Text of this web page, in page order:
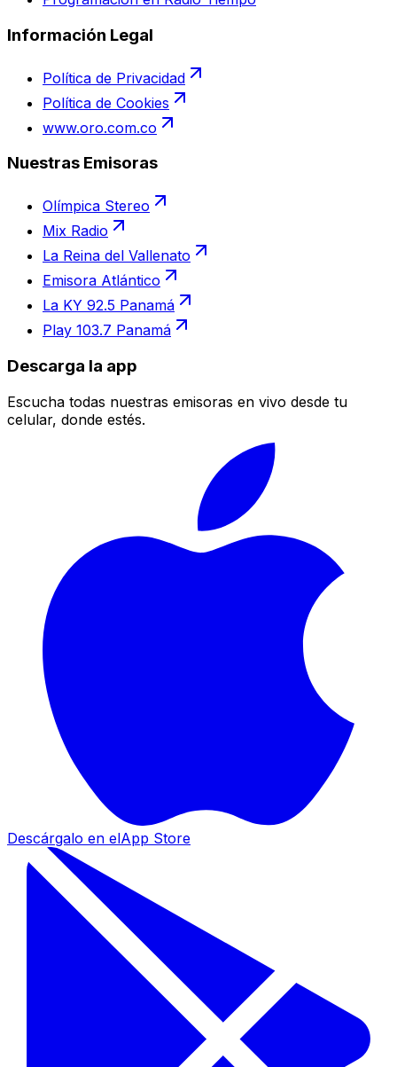
Información Legal
Política de Privacidad
Política de Cookies
www.oro.com.co
Nuestras Emisoras
Olímpica Stereo
Mix Radio
La Reina del Vallenato
Emisora Atlántico
La KY 92.5 Panamá
Play 103.7 Panamá
Descarga la app
Escucha todas nuestras emisoras en vivo desde tu
celular, donde estés.
Descárgalo en elApp Store